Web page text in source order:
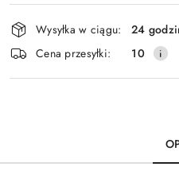
Dostępność
i
dostawa
Wysyłka w ciągu:
24
Cena przesyłki:
10